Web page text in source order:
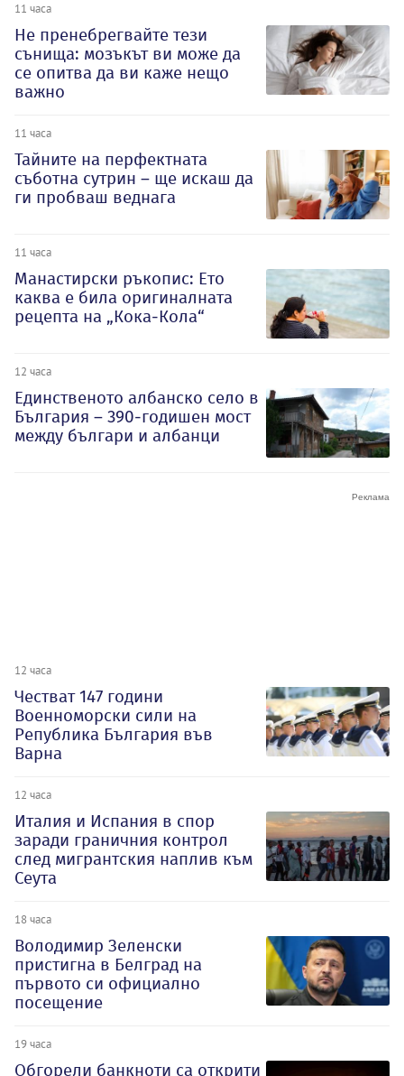
11 часа
Не пренебрегвайте тези
сънища: мозъкът ви може да
се опитва да ви каже нещо
важно
11 часа
Тайните на перфектната
съботна сутрин – ще искаш да
ги пробваш веднага
11 часа
Манастирски ръкопис: Ето
каква е била оригиналната
рецепта на „Кока-Кола“
12 часа
Единственото албанско село в
България – 390-годишен мост
между българи и албанци
12 часа
Честват 147 години
Военноморски сили на
Република България във
Варна
12 часа
Италия и Испания в спор
заради граничния контрол
след мигрантския наплив към
Сеута
18 часа
Володимир Зеленски
пристигна в Белград на
първото си официално
посещение
19 часа
Обгорели банкноти са открити